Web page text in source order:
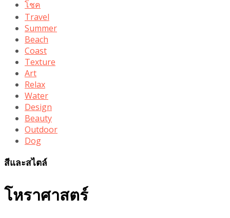
โชค
Travel
Summer
Beach
Coast
Texture
Art
Relax
Water
Design
Beauty
Outdoor
Dog
สีและสไตล์
โหราศาสตร์